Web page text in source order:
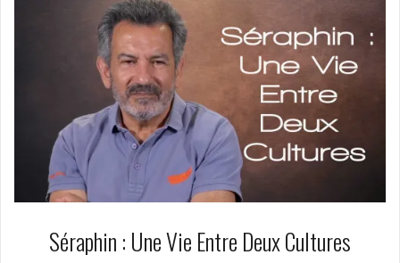
Séraphin : Une Vie Entre Deux Cultures